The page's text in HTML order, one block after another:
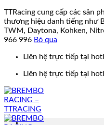
TTRacing cung cấp các sản
thương hiệu danh tiếng như
TWM, Daytona, Kohken,
966 996 Bỏ qua
Liên hệ trực tiếp tại
Liên hệ trực tiếp tại